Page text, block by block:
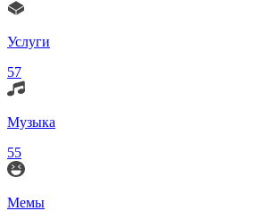
Услуги
57
Музыка
55
Мемы